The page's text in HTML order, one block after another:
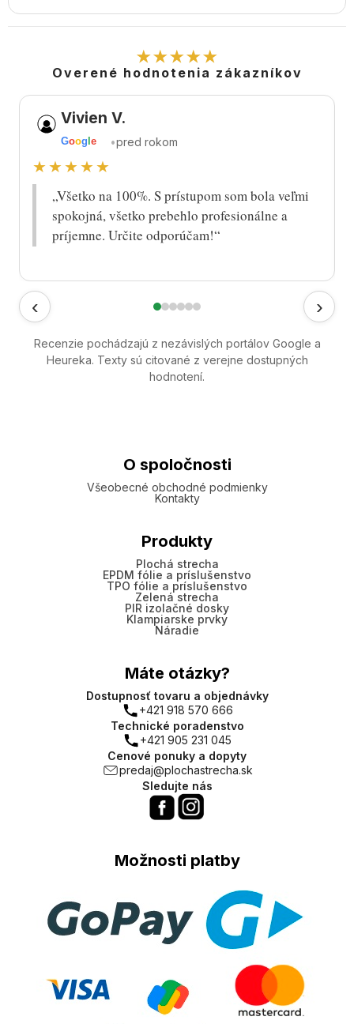
★★★★★
Overené hodnotenia zákazníkov
‹
Vivien V.
Goog le •pred rokom
★★★★★
„Všetko na 100%. S prístupom som bola veľmi
spokojná, všetko prebehlo profesionálne a
príjemne. Určite odporúčam!“
›
Recenzie pochádzajú z nezávislých portálov Google a
Heureka. Texty sú citované z verejne dostupných
hodnotení.
O spoločnosti
Všeobecné obchodné podmienky
Kontakty
Produkty
Plochá strecha
EPDM fólie a príslušenstvo
TPO fólie a príslušenstvo
Zelená strecha
PIR izolačné dosky
Klampiarske prvky
Náradie
Máte otázky?
Dostupnosť tovaru a objednávky
+421 918 570 666
Technické poradenstvo
+421 905 231 045
Cenové ponuky a dopyty
predaj@plochastrecha.sk
Sledujte nás
Možnosti platby